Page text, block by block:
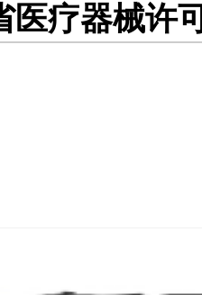
医疗器械许